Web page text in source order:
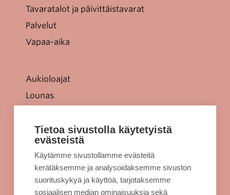
Tavaratalot ja päivittäistavarat
Palvelut
Vapaa-aika
Aukioloajat
Lounas
Jellonaparkki lapsille
Kulkuyhteydet
Rekisteriseloste
Evästeet
Tietoa sivustolla käytetyistä
evästeistä
Käytämme sivustollamme evästeitä
kerätäksemme ja analysoidaksemme sivuston
suorituskykyä ja käyttöä, tarjotaksemme
sosiaalisen median ominaisuuksia sekä